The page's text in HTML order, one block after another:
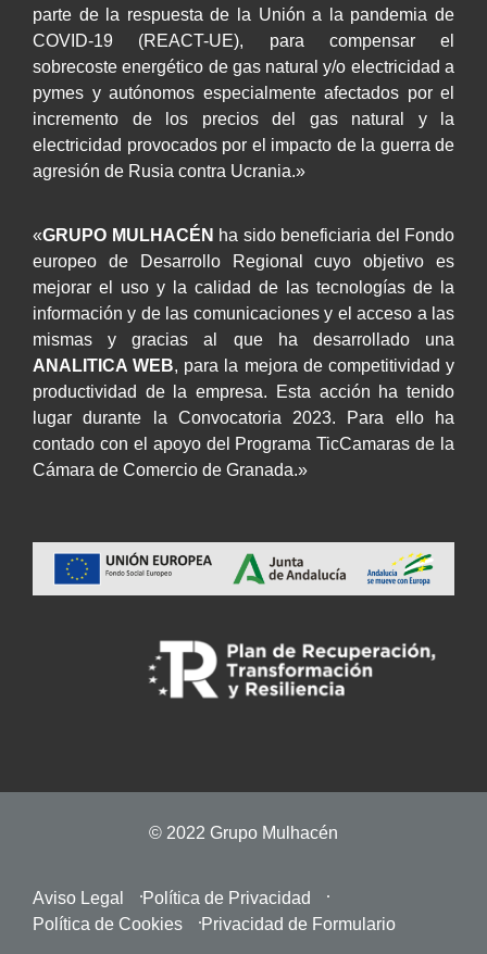
parte de la respuesta de la Unión a la pandemia de
COVID-19 (REACT-UE), para compensar el
sobrecoste energético de gas natural y/o electricidad a
pymes y autónomos especialmente afectados por el
incremento de los precios del gas natural y la
electricidad provocados por el impacto de la guerra de
agresión de Rusia contra Ucrania.»
«GRUPO MULHACÉN ha sido beneficiaria del Fondo
europeo de Desarrollo Regional cuyo objetivo es
mejorar el uso y la calidad de las tecnologías de la
información y de las comunicaciones y el acceso a las
mismas y gracias al que ha desarrollado una
ANALITICA WEB, para la mejora de competitividad y
productividad de la empresa. Esta acción ha tenido
lugar durante la Convocatoria 2023. Para ello ha
contado con el apoyo del Programa TicCamaras de la
Cámara de Comercio de Granada.»
© 2022 Grupo Mulhacén
Aviso Legal
Política de Privacidad
Política de Cookies
Privacidad de Formulario